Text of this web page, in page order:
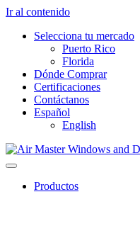
Ir al contenido
Selecciona tu mercado
Puerto Rico
Florida
Dónde Comprar
Certificaciones
Contáctanos
Español
English
Productos